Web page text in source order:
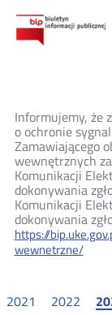
Informujemy, że
o ochronie
Zamawiającego
wewnętrznych
Komunikacji
dokonywania
Komunikacji
dokonywania
https://
wewnetrzne/
2021 2022